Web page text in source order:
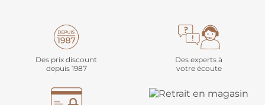
Des prix discount
depuis 1987
Des experts à
votre écoute